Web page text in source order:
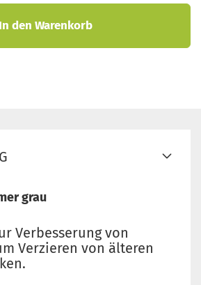
In den Warenkorb
grau
Verbesserung von
Verzieren von älteren